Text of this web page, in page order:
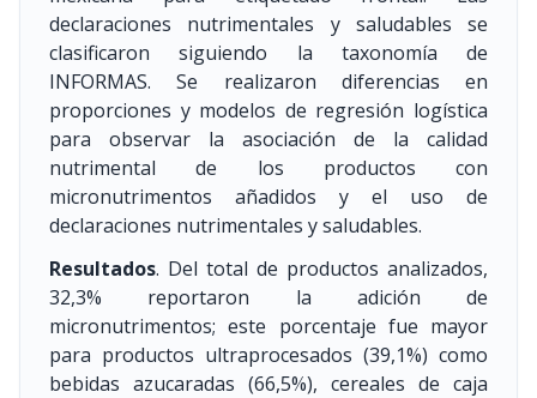
declaraciones nutrimentales y saludables se
clasificaron siguiendo la taxonomía de
INFORMAS. Se realizaron diferencias en
proporciones y modelos de regresión logística
para observar la asociación de la calidad
nutrimental de los productos con
micronutrimentos añadidos y el uso de
declaraciones nutrimentales y saludables.
Resultados. Del total de productos analizados,
32,3% reportaron la adición de
micronutrimentos; este porcentaje fue mayor
para productos ultraprocesados (39,1%) como
bebidas azucaradas (66,5%), cereales de caja